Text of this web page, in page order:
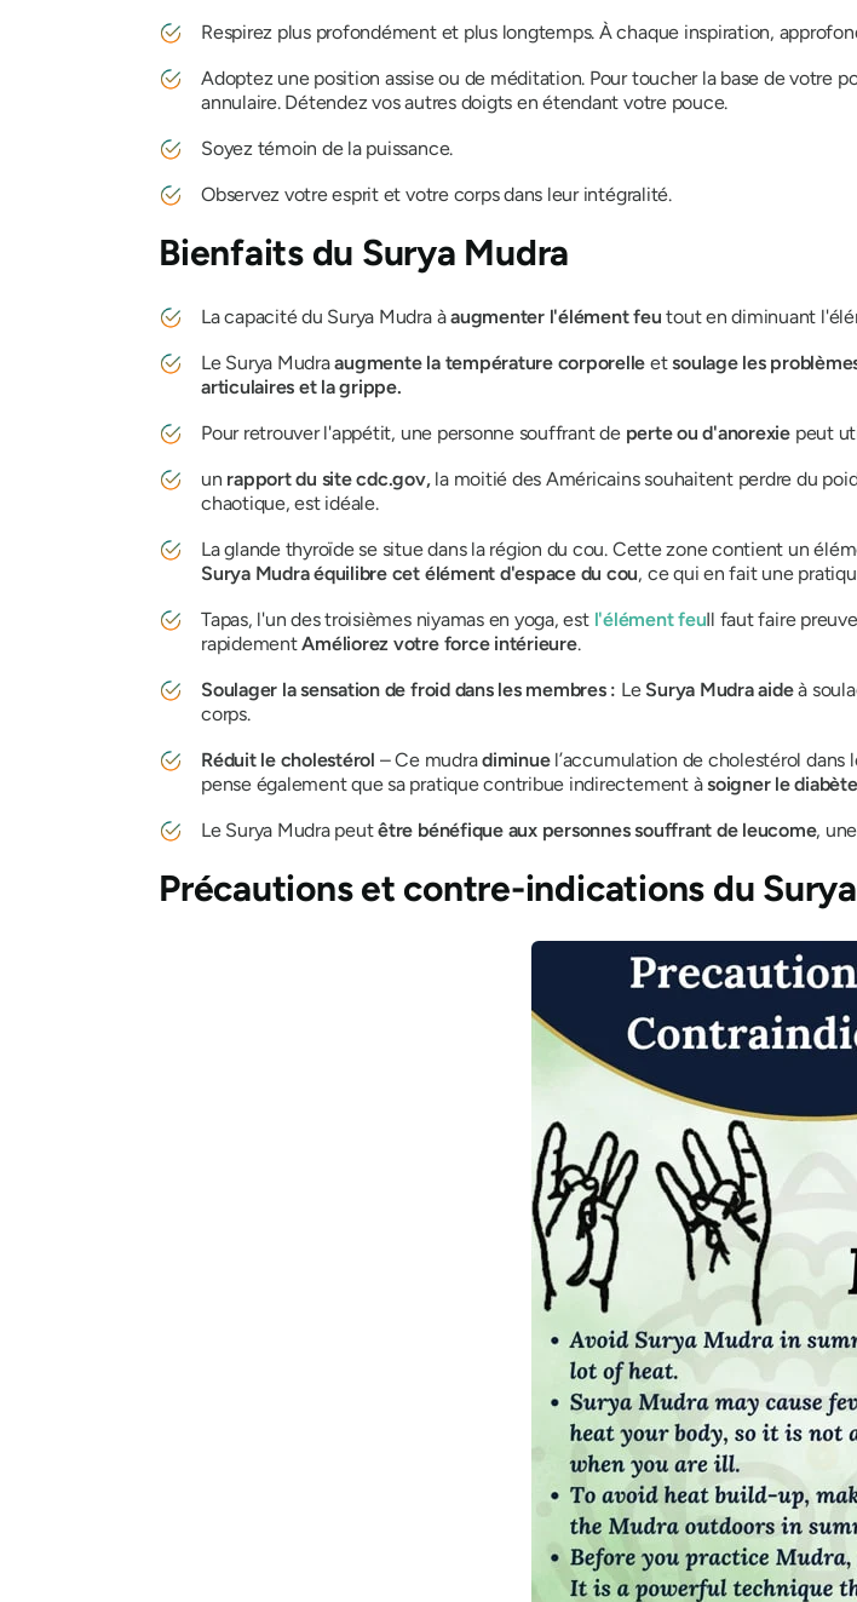
Respirez plus profondément et plus longtemps. À chaque inspiration,
Adoptez une position assise ou de méditation. Pour toucher la base de votre
annulaire. Détendez vos autres doigts en étendant votre pouce.
Soyez témoin de la puissance.
Observez votre esprit et votre corps dans leur intégralité.
Bienfaits du Surya Mudra
La capacité du Surya Mudraàaugmenter l'élément feu tout en diminuant
Le Surya Mudraaugmente la température corporelle etsoulage les
articulaires et la grippe.
Pour retrouver l'appétit, une personne souffrant de perte ou d'anorexiepeut
un rapport du site cdc.gov,la moitié des Américains souhaitent perdre du
chaotique, est idéale.
La glande thyroïde se situe dans la région du cou. Cette zone contient un
Surya Mudraéquilibre cet élément d'espace du cou, ce qui en fait une
Tapas, l'un des troisièmes niyamasen yoga, est l'élément feuIl faut faire
rapidementAméliorez votre force intérieure.
Soulager la sensation de froid dans les membres : Le Surya Mudraaideà
corps.
Réduit le cholestérol – Ce mudradiminuel’accumulation de cholestérol dans
pense également que sa pratique contribue indirectement àsoigner le diabète
Le Surya Mudrapeutêtre bénéfique aux personnes souffrant de leucome,
Précautions et contre-indications du